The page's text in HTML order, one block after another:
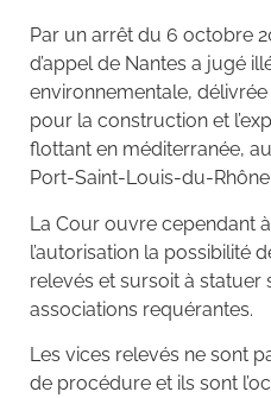
Par un arrêt du 6 octobre
d’appel de Nantes a jugé
environnementale, délivrée
pour la construction et
flottant en méditerranée,
Port-Saint-Louis-du-Rhône.
La Cour ouvre cependant
l’autorisation la possibilité
relevés et sursoit à
associations requérantes.
Les vices relevés ne sont
de procédure et ils sont